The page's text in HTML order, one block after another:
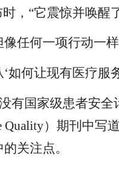
，“它震惊并唤醒
任何一项行动一
如何让现有医疗服
有国家级患者安全
Quality）期刊中
关注点。